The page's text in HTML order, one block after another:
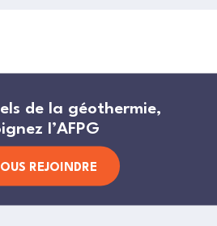
de la géothermie,
l’AFPG
REJOINDRE